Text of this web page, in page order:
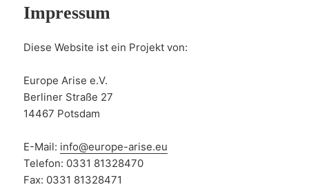
Impressum
Diese Website ist ein Projekt von:
Europe Arise e.V.
Berliner Straße 27
14467 Potsdam
E-Mail: info@europe-arise.eu
Telefon: 0331 81328470
Fax: 0331 81328471